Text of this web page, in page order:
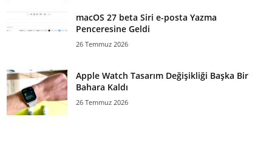
macOS 27 beta Siri e-posta Yazma
Penceresine Geldi
26 Temmuz 2026
Apple Watch Tasarım Değişikliği Başka Bir
Bahara Kaldı
26 Temmuz 2026